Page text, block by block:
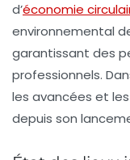
d’économie
environnemental
garantissant des
professionnels.
les avancées et
depuis son